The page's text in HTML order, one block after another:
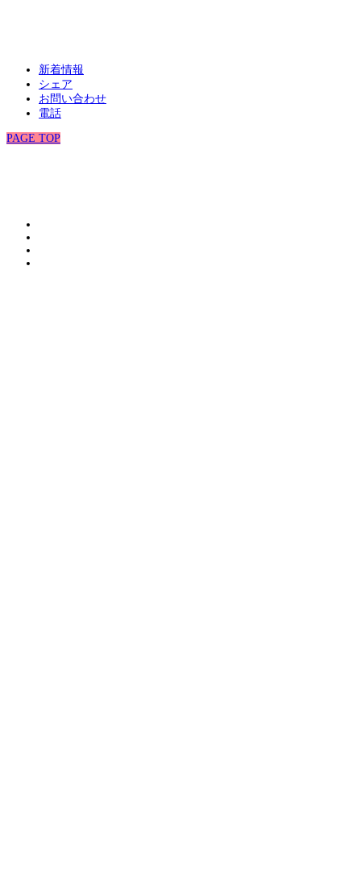
新着情報
シェア
お問い合わせ
電話
PAGE TOP